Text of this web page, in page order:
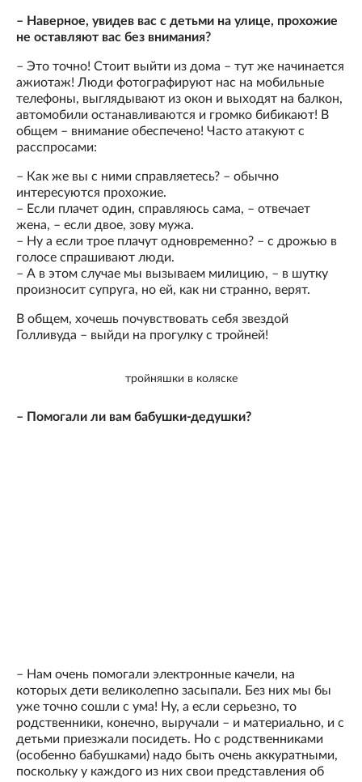
– Наверное, увидев вас с детьми на улице, прохожие
не оставляют вас без внимания?
– Это точно! Стоит выйти из дома – тут же начинается
ажиотаж! Люди фотографируют нас на мобильные
телефоны, выглядывают из окон и выходят на балкон,
автомобили останавливаются и громко бибикают! В
общем – внимание обеспечено! Часто атакуют с
расспросами:
– Как же вы с ними справляетесь? – обычно
интересуются прохожие.
– Если плачет один, справляюсь сама, – отвечает
жена, – если двое, зову мужа.
– Ну а если трое плачут одновременно? – с дрожью в
голосе спрашивают люди.
– А в этом случае мы вызываем милицию, – в шутку
произносит супруга, но ей, как ни странно, верят.
В общем, хочешь почувствовать себя звездой
Голливуда – выйди на прогулку с тройней!
тройняшки в коляске
– Помогали ли вам бабушки-дедушки?
– Нам очень помогали электронные качели, на
которых дети великолепно засыпали. Без них мы бы
уже точно сошли с ума! Ну, а если серьезно, то
родственники, конечно, выручали – и материально, и с
детьми приезжали посидеть. Но с родственниками
(особенно бабушками) надо быть очень аккуратными,
поскольку у каждого из них свои представления об